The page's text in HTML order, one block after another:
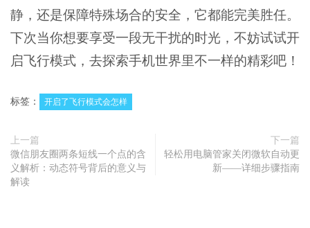
静，还是保障特殊场合的安全，它都能完美胜任。
下次当你想要享受一段无干扰的时光，不妨试试开
启飞行模式，去探索手机世界里不一样的精彩吧！
标签： 开启了飞行模式会怎样
上一篇
微信朋友圈两条短线一个点的含
义解析：动态符号背后的意义与
解读
下一篇
轻松用电脑管家关闭微软自动更
新——详细步骤指南